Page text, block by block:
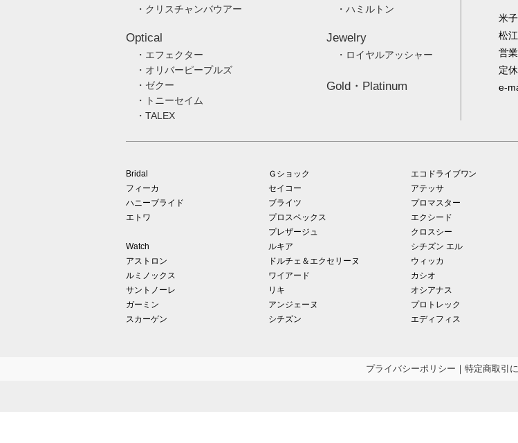
・クリスチャンバウアー
・ハミルトン
Optical
・エフェクター
・オリバーピープルズ
・ゼクー
・トニーセイム
・TALEX
Jewelry
・ロイヤルアッシャー
Gold・Platinum
米
松
営
定
e-
Bridal
フィーカ
ハニーブライド
エトワ
Watch
アストロン
ルミノックス
サントノーレ
ガーミン
スカーゲン
Ｇショック
セイコー
ブライツ
プロスペックス
プレザージュ
ルキア
ドルチェ＆エクセリーヌ
ワイアード
リキ
アンジェーヌ
シチズン
エコドライブワン
アテッサ
プロマスター
エクシード
クロスシー
シチズン エル
ウィッカ
カシオ
オシアナス
プロトレック
エディフィス
プライバシーポリシー ｜ 特定商取引